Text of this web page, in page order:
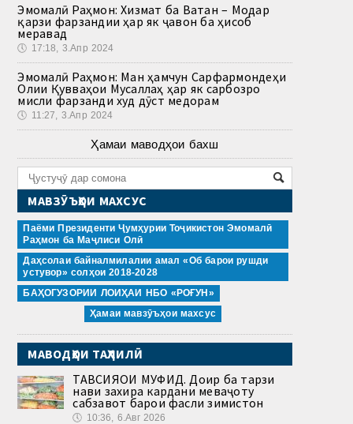
Эмомалӣ Раҳмон: Хизмат ба Ватан – Модар
қарзи фарзандии ҳар як ҷавон ба ҳисоб
меравад
🕔 17:18, 3.Апр 2024
Эмомалӣ Раҳмон: Ман ҳамчун Сарфармондеҳи
Олии Қувваҳои Мусаллаҳ ҳар як сарбозро
мисли фарзанди худ дӯст медорам
🕔 11:27, 3.Апр 2024
Ҳамаи маводҳои бахш
МАВЗӮЪҲОИ МАХСУС
Паёми Президенти Ҷумҳурии Тоҷикистон Эмомалӣ
Раҳмон ба Маҷлиси Олӣ
Даҳсолаи байналмилалии амал «Об барои рушди
устувор» солҳои 2018-2028
БАҲОГУЗОРИИ ЛОИҲАИ НБО «РОҒУН»
Ҳамаи мавзӯъҳои махсус
МАВОДҲОИ ТАҲЛИЛӢ
ТАВСИЯҲОИ МУФИД. Доир ба тарзи
нави захира кардани меваҷоту
сабзавот барои фасли зимистон
🕔 10:36, 6.Авг 2026